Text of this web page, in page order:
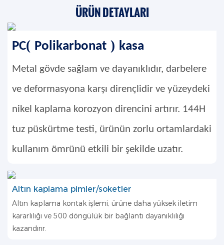
ÜRÜN DETAYLARI
PC( Polikarbonat ) kasa
Metal gövde sağlam ve dayanıklıdır, darbelere
ve deformasyona karşı dirençlidir ve yüzeydeki
nikel kaplama korozyon direncini artırır. 144H
tuz püskürtme testi, ürünün zorlu ortamlardaki
kullanım ömrünü etkili bir şekilde uzatır.
Altın kaplama pimler/soketler
Altın kaplama kontak işlemi, ürüne daha yüksek iletim
kararlılığı ve 500 döngülük bir bağlantı dayanıklılığı
kazandırır.